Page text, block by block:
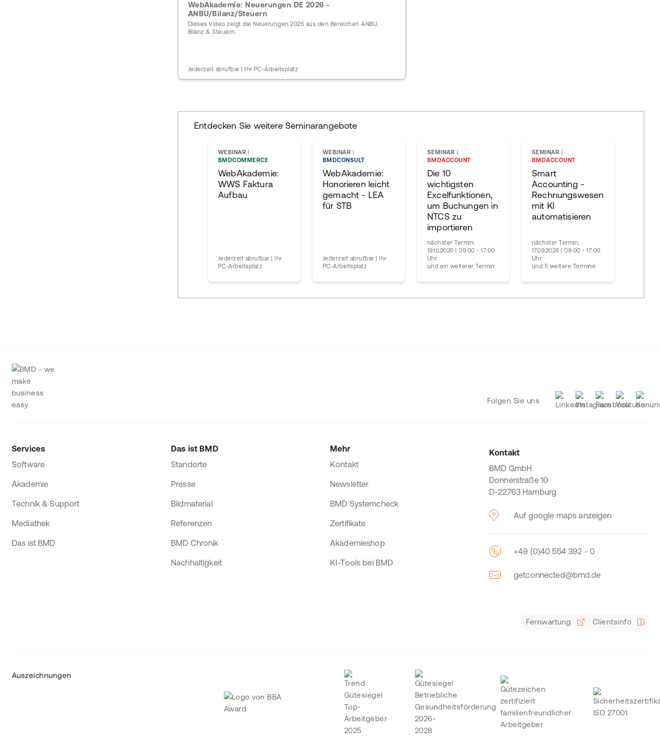
WebAkademie: Neuerungen DE 2026 -
ANBU/Bilanz/Steuern
Dieses Video zeigt die Neuerungen 2026 aus den Bereichen ANBU,
Bilanz & Steuern.
Jederzeit abrufbar | Ihr PC-Arbeitsplatz
Entdecken Sie weitere Seminarangebote
WEBINAR
BMDCOMMERCE
WebAkademie:
WWS Faktura
Aufbau
Jederzeit abrufbar | Ihr
PC-Arbeitsplatz
WEBINAR
BMDCONSULT
WebAkademie:
Honorieren leicht
gemacht - LEA
für STB
Jederzeit abrufbar | Ihr
PC-Arbeitsplatz
SEMINAR
BMDACCOUNT
Die 10
wichtigsten
Excelfunktionen,
um Buchungen in
NTCS zu
importieren
nächster Termin:
19.10.2026 | 09:00 - 17:00
Uhr
und ein weiterer Termin
SEMINAR
BMDACCOUNT
Smart
Accounting -
Rechnungswesen
mit KI
automatisieren
nächster Termin:
17.09.2026 | 09:00 - 17:00
Uhr
und 5 weitere Termine
Folgen Sie uns
Services
Software
Akademie
Technik & Support
Mediathek
Das ist BMD
Das ist BMD
Standorte
Presse
Bildmaterial
Referenzen
BMD Chronik
Nachhaltigkeit
Mehr
Kontakt
Newsletter
BMD Systemcheck
Zertifikate
Akademieshop
KI-Tools bei BMD
Kontakt
BMD GmbH
Donnerstraße 10
D-22763 Hamburg
Auf google maps anzeigen
+49 (0)40 554 392 - 0
getconnected@bmd.de
Fernwartung Clientsinfo
Auszeichnungen